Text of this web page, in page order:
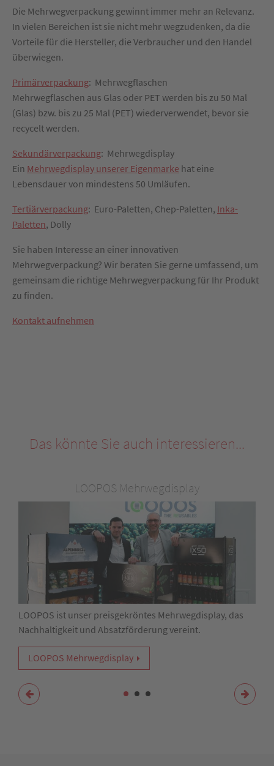
Die Mehrwegverpackung gewinnt immer mehr an Relevanz.
In vielen Bereichen ist sie nicht mehr wegzudenken, da die
Vorteile für die Hersteller, die Verbraucher und den Handel
überwiegen.
Primärverpackung: Mehrwegflaschen
Mehrwegflaschen aus Glas oder PET werden bis zu 50 Mal
(Glas) bzw. bis zu 25 Mal (PET) wiederverwendet, bevor sie
recycelt werden.
Sekundärverpackung: Mehrwegdisplay
Ein Mehrwegdisplay unserer Eigenmarke hat eine
Lebensdauer von mindestens 50 Umläufen.
Tertiärverpackung: Euro-Paletten, Chep-Paletten, Inka-
Paletten, Dolly
Sie haben Interesse an einer innovativen
Mehrwegverpackung? Wir beraten Sie gerne umfassend, um
gemeinsam die richtige Mehrwegverpackung für Ihr Produkt
zu finden.
Kontakt aufnehmen
Das könnte Sie auch interessieren...
LOOPOS Mehrwegdisplay
LOOPOS ist unser preisgekröntes Mehrwegdisplay, das
Nachhaltigkeit und Absatzförderung vereint.
LOOPOS Mehrwegdisplay